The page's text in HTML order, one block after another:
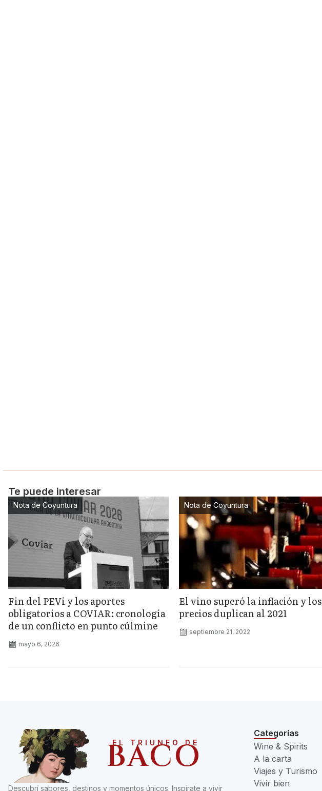
Te puede interesar
Nota de Coyuntura
Fin del PEVi y los aportes
obligatorios a COVIAR: cronología
de un conflicto en punto cúlmine
mayo 6, 2026
Nota de Coyuntura
El vino superó la inflación y los
precios duplican al 2021
septiembre 21, 2022
EL TRIUNFO DE
BACO
Descubrí sabores, destinos y momentos únicos. Inspirate a vivir
Categorías
Wine & Spirits
A la carta
Viajes y Turismo
Vivir bien